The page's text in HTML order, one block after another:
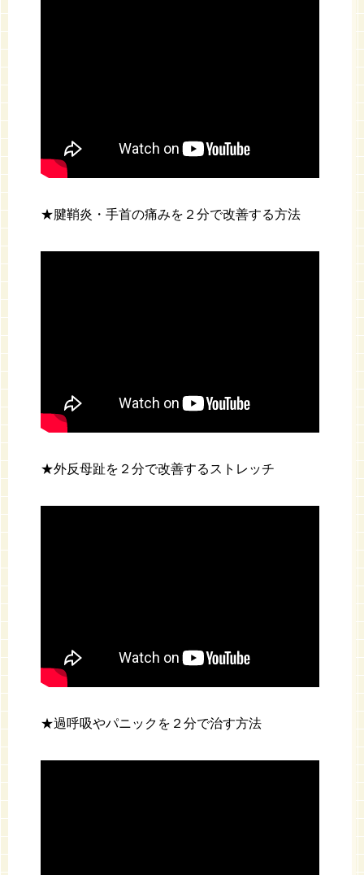
★腱鞘炎・手首の痛みを２分で改善する方法
★外反母趾を２分で改善するストレッチ
★過呼吸やパニックを２分で治す方法